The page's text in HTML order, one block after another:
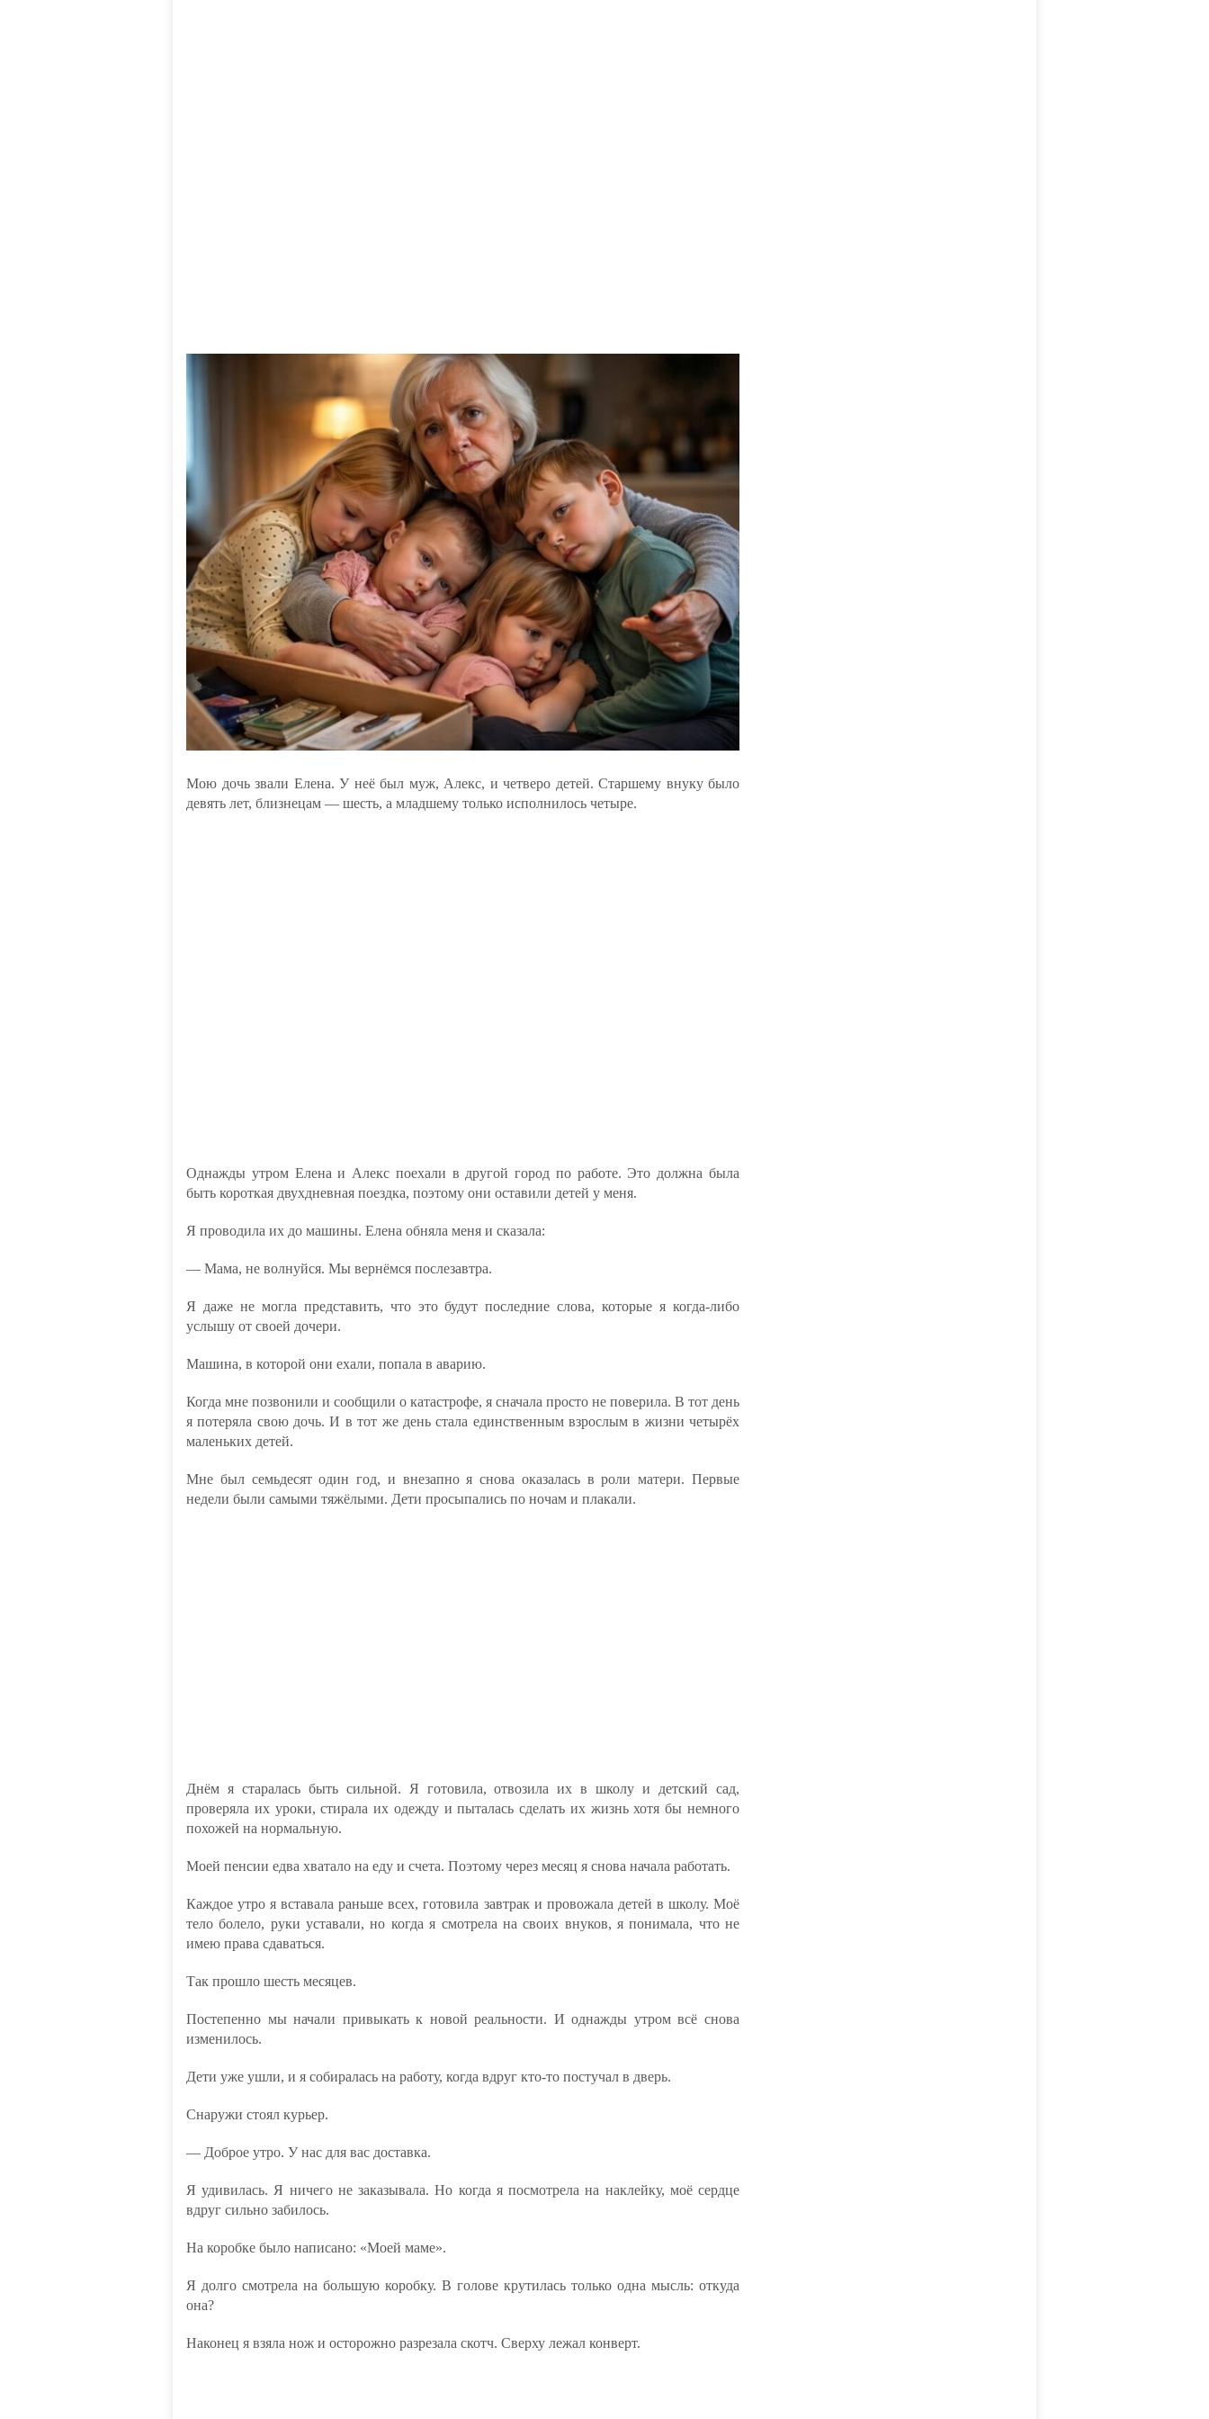
Мою дочь звали Елена. У неё был муж, Алекс, и четверо детей. Старшему внуку было
девять лет, близнецам — шесть, а младшему только исполнилось четыре.
Однажды утром Елена и Алекс поехали в другой город по работе. Это должна была
быть короткая двухдневная поездка, поэтому они оставили детей у меня.
Я проводила их до машины. Елена обняла меня и сказала:
— Мама, не волнуйся. Мы вернёмся послезавтра.
Я даже не могла представить, что это будут последние слова, которые я когда-либо
услышу от своей дочери.
Машина, в которой они ехали, попала в аварию.
Когда мне позвонили и сообщили о катастрофе, я сначала просто не поверила. В тот день
я потеряла свою дочь. И в тот же день стала единственным взрослым в жизни четырёх
маленьких детей.
Мне был семьдесят один год, и внезапно я снова оказалась в роли матери. Первые
недели были самыми тяжёлыми. Дети просыпались по ночам и плакали.
Днём я старалась быть сильной. Я готовила, отвозила их в школу и детский сад,
проверяла их уроки, стирала их одежду и пыталась сделать их жизнь хотя бы немного
похожей на нормальную.
Моей пенсии едва хватало на еду и счета. Поэтому через месяц я снова начала работать.
Каждое утро я вставала раньше всех, готовила завтрак и провожала детей в школу. Моё
тело болело, руки уставали, но когда я смотрела на своих внуков, я понимала, что не
имею права сдаваться.
Так прошло шесть месяцев.
Постепенно мы начали привыкать к новой реальности. И однажды утром всё снова
изменилось.
Дети уже ушли, и я собиралась на работу, когда вдруг кто-то постучал в дверь.
Снаружи стоял курьер.
— Доброе утро. У нас для вас доставка.
Я удивилась. Я ничего не заказывала. Но когда я посмотрела на наклейку, моё сердце
вдруг сильно забилось.
На коробке было написано: «Моей маме».
Я долго смотрела на большую коробку. В голове крутилась только одна мысль: откуда
она?
Наконец я взяла нож и осторожно разрезала скотч. Сверху лежал конверт.